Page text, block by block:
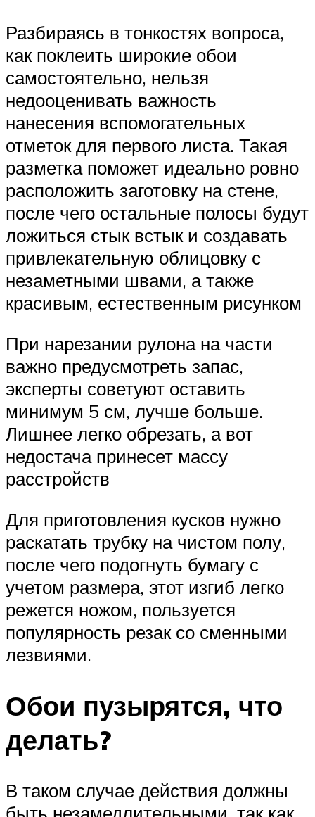
Разбираясь в тонкостях вопроса,
как поклеить широкие обои
самостоятельно, нельзя
недооценивать важность
нанесения вспомогательных
отметок для первого листа. Такая
разметка поможет идеально ровно
расположить заготовку на стене,
после чего остальные полосы будут
ложиться стык встык и создавать
привлекательную облицовку с
незаметными швами, а также
красивым, естественным рисунком
При нарезании рулона на части
важно предусмотреть запас,
эксперты советуют оставить
минимум 5 см, лучше больше.
Лишнее легко обрезать, а вот
недостача принесет массу
расстройств
Для приготовления кусков нужно
раскатать трубку на чистом полу,
после чего подогнуть бумагу с
учетом размера, этот изгиб легко
режется ножом, пользуется
популярность резак со сменными
лезвиями.
Обои пузырятся, что
делать?
В таком случае действия должны